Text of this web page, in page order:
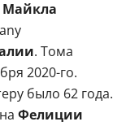
Майкла
. Тома
2020-го.
было 62 года.
Фелиции